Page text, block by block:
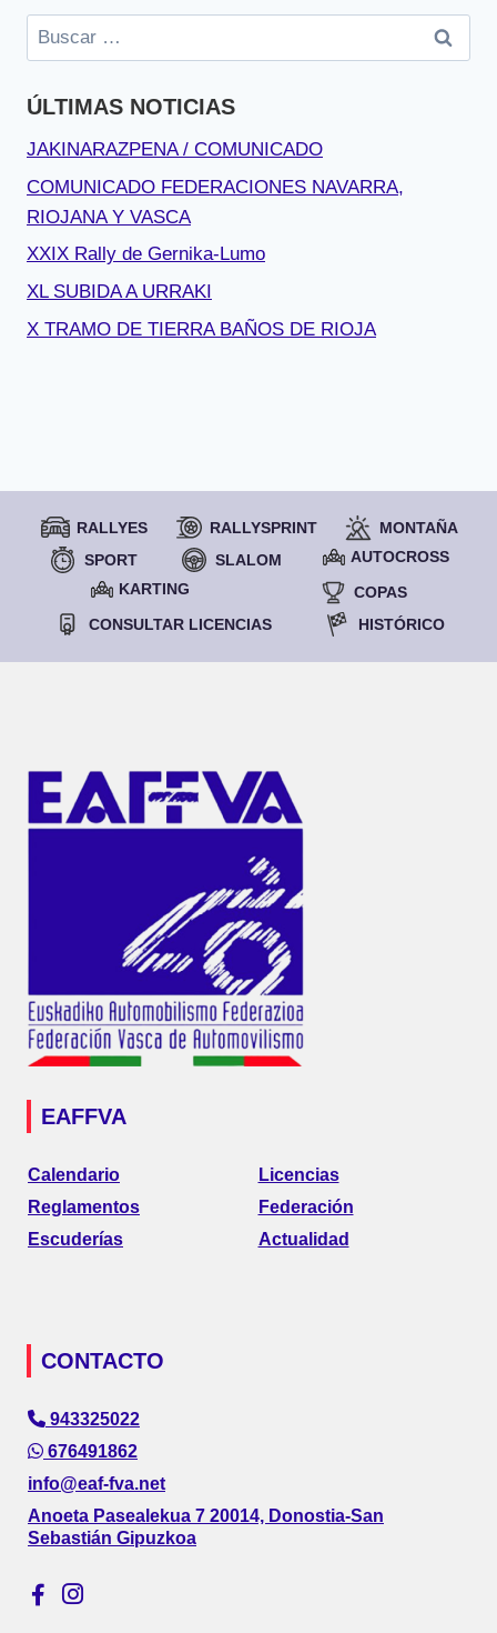
Buscar:
ÚLTIMAS NOTICIAS
JAKINARAZPENA / COMUNICADO
COMUNICADO FEDERACIONES NAVARRA,
RIOJANA Y VASCA
XXIX Rally de Gernika-Lumo
XL SUBIDA A URRAKI
X TRAMO DE TIERRA BAÑOS DE RIOJA
RALLYES RALLYSPRINT
MONTAÑA
SPORT
SLALOM
AUTOCROSS
KARTING
COPAS
CONSULTAR LICENCIAS
HISTÓRICO
EAFFVA
Calendario
Reglamentos
Escuderías
Licencias
Federación
Actualidad
CONTACTO
943325022
676491862
info@eaf-fva.net
Anoeta Pasealekua 7 20014, Donostia-San
Sebastián Gipuzkoa